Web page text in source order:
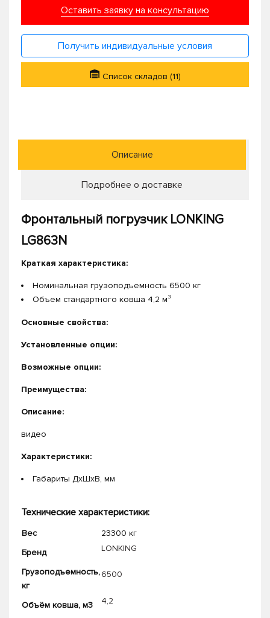
Оставить заявку на консультацию
Получить индивидуальные условия
Список складов (11)
Описание
Подробнее о доставке
Фронтальный погрузчик LONKING
LG863N
Краткая характеристика:
Номинальная грузоподъемность 6500 кг
Объем стандартного ковша 4,2 м³
Основные свойства:
Установленные опции:
Возможные опции:
Преимущества:
Описание:
видео
Характеристики:
Габариты ДхШхВ, мм
Технические характеристики:
Вес
23300 кг
Бренд
LONKING
Грузоподъемность,
кг
6500
Объём ковша, м3 4,2